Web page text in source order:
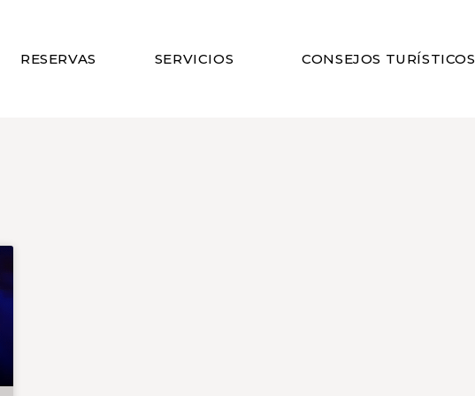
RESERVAS SERVICIOS CONSEJOS TURÍSTICOS